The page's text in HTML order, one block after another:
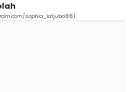
sophia_latjuba88)